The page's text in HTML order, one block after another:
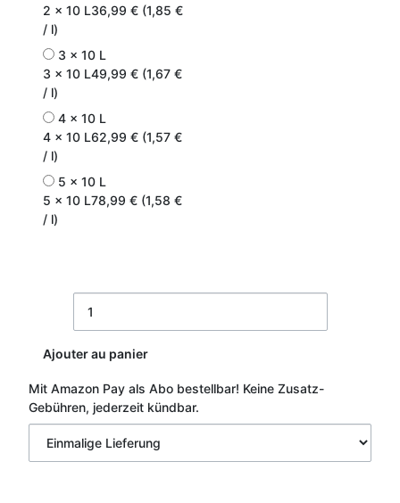
2 x 10 L36,99 € (1,85 €
/ l)
3 x 10 L
3 x 10 L49,99 € (1,67 €
/ l)
4 x 10 L
4 x 10 L62,99 € (1,57 €
/ l)
5 x 10 L
5 x 10 L78,99 € (1,58 €
/ l)
Ajouter au panier
Mit Amazon Pay als Abo bestellbar! Keine Zusatz-
Gebühren, jederzeit kündbar.